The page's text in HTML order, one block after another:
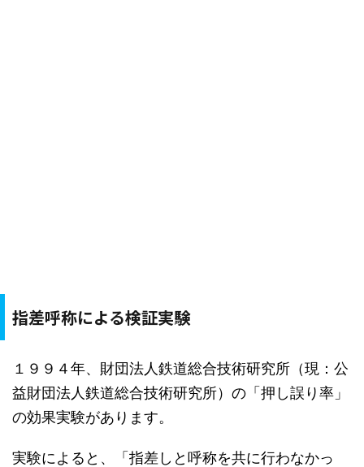
指差呼称による検証実験
１９９４年、財団法人鉄道総合技術研究所（現：公
益財団法人鉄道総合技術研究所）の「押し誤り率」
の効果実験があります。
実験によると、「指差しと呼称を共に行わなかっ